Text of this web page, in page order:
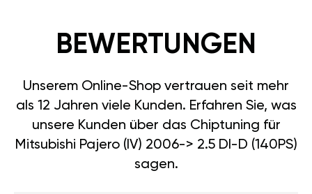
BEWERTUNGEN
Unserem Online-Shop vertrauen seit mehr
als 12 Jahren viele Kunden. Erfahren Sie, was
unsere Kunden über das Chiptuning für
Mitsubishi Pajero (IV) 2006-> 2.5 DI-D (140PS)
sagen.